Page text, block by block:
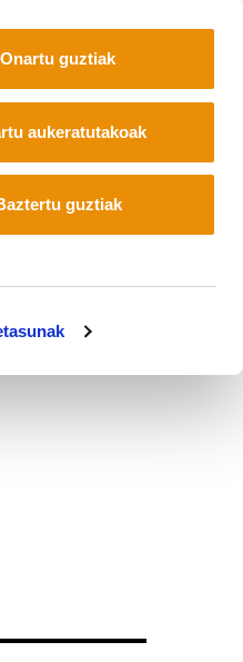
Onartu guztiak
aukeratutakoak
guztiak